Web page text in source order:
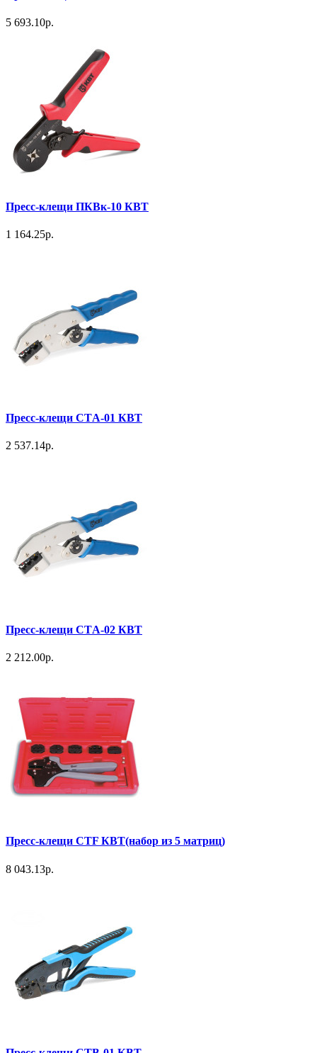
5 693.10р.
Пресс-клещи ПКВк-10 КВТ
1 164.25р.
Пресс-клещи СТA-01 КВТ
2 537.14р.
Пресс-клещи СТA-02 КВТ
2 212.00р.
Пресс-клещи СТF КВТ(набор из 5 матриц)
8 043.13р.